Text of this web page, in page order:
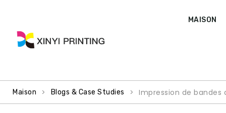
MAISON
Maison > Blogs & Case Studies > Impression de bandes